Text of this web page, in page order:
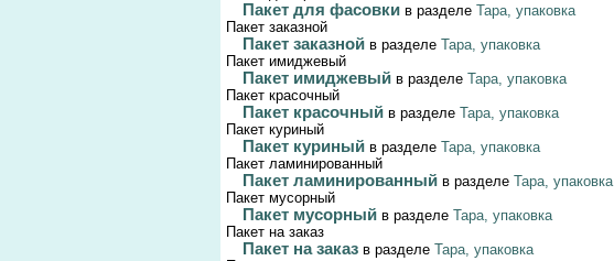
Пакет для фасовки в разделе Тара, упаковка
Пакет заказной
Пакет заказной в разделе Тара, упаковка
Пакет имиджевый
Пакет имиджевый в разделе Тара, упаковка
Пакет красочный
Пакет красочный в разделе Тара, упаковка
Пакет куриный
Пакет куриный в разделе Тара, упаковка
Пакет ламинированный
Пакет ламинированный в разделе Тара, упаковка
Пакет мусорный
Пакет мусорный в разделе Тара, упаковка
Пакет на заказ
Пакет на заказ в разделе Тара, упаковка